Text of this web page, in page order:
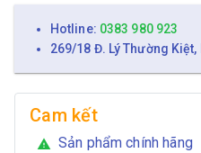
Hotline: 0383 980 923
269/18 Đ. Lý Thường
Cam kết
warning Sản phẩm chính hãng